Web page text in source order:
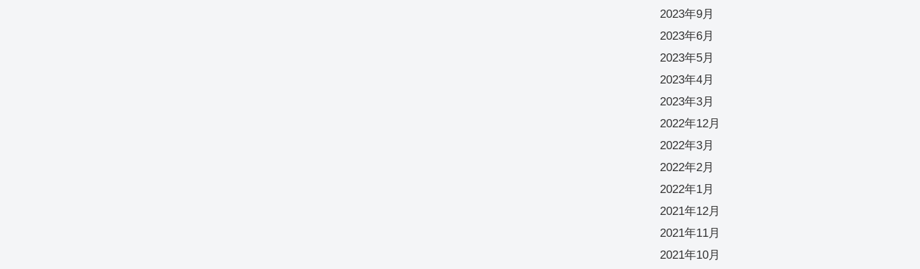
2023年9月
2023年6月
2023年5月
2023年4月
2023年3月
2022年12月
2022年3月
2022年2月
2022年1月
2021年12月
2021年11月
2021年10月